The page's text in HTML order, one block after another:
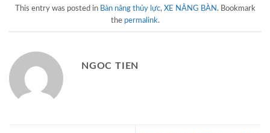
This entry was posted in Bàn nâng thủy lực, XE NÂNG BÀN . Bookmark
the permalink.
NGOC TIEN